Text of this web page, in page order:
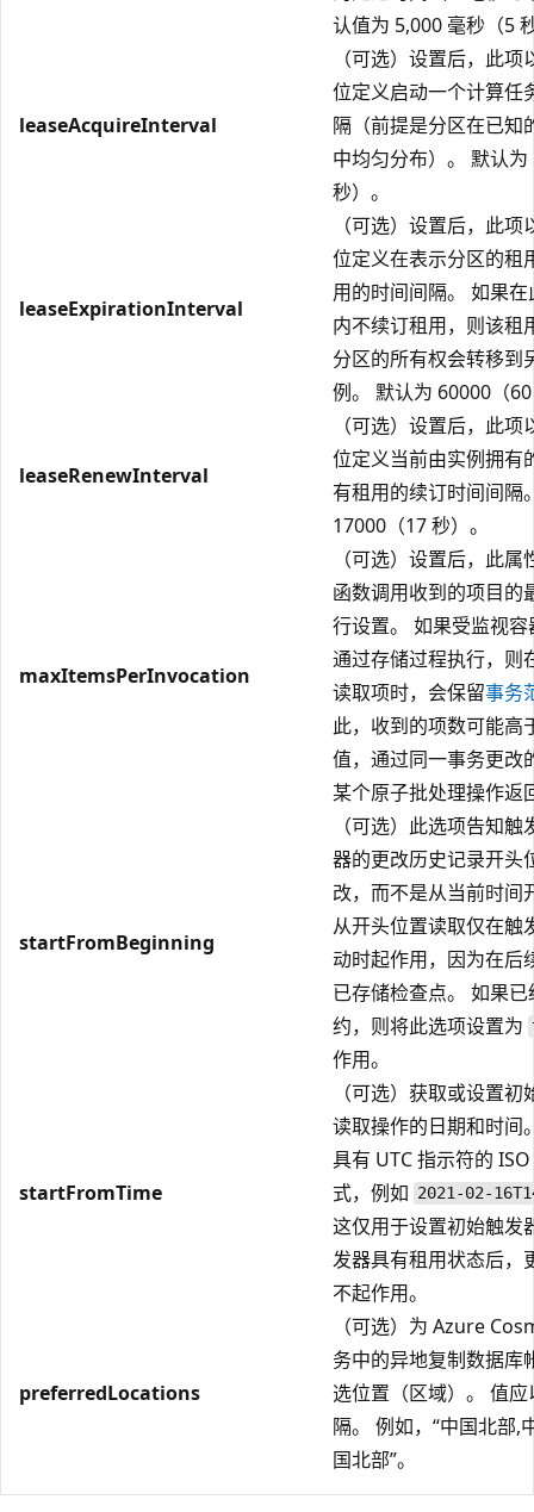
认值为 5,000 毫秒（5
leaseAcquireInterval
（可选）设置后，此项
位定义启动一个计算任
隔（前提是分区在已知
中均匀分布）。 默认
秒）。
leaseExpirationInterval
（可选）设置后，此项
位定义在表示分区的租
用的时间间隔。 如果
内不续订租用，则该租
分区的所有权会转移到
例。 默认为 60000（
leaseRenewInterval
（可选）设置后，此项
位定义当前由实例拥有
有租用的续订时间间隔
17000（17 秒）。
maxItemsPerInvocation
（可选）设置后，此属
函数调用收到的项目的
行设置。 如果受监视
通过存储过程执行，则
读取项时，会保留事务
此，收到的项数可能高
值，通过同一事务更改
某个原子批处理操作返
startFromBeginning
（可选）此选项告知触
器的更改历史记录开头
改，而不是从当前时间
从开头位置读取仅在触
动时起作用，因为在后
已存储检查点。 如果
约，则将此选项设置为
作用。
startFromTime
（可选）获取或设置初
读取操作的日期和时间
具有 UTC 指示符的
式，例如 2021-02-
这仅用于设置初始触发
发器具有租用状态后，
不起作用。
preferredLocations
（可选）为 Azure
务中的异地复制数据库
选位置（区域）。 值
隔。 例如，“中国北部,
国北部”。